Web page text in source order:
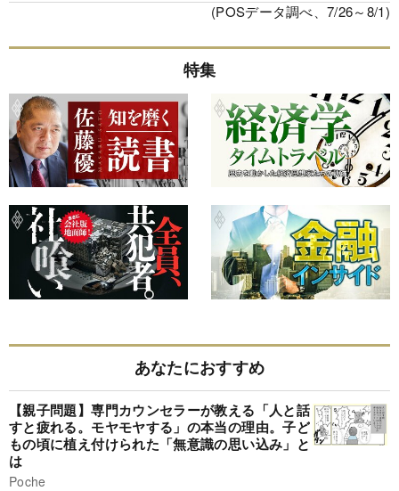
(POSデータ調べ、7/26～8/1)
特集
あなたにおすすめ
【親子問題】専門カウンセラーが教える「人と話
すと疲れる。モヤモヤする」の本当の理由。子ど
もの頃に植え付けられた「無意識の思い込み」と
は
Poche